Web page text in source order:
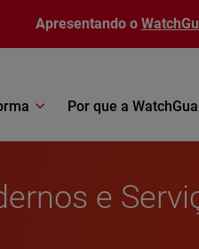
Apresentando o
Por que a
e